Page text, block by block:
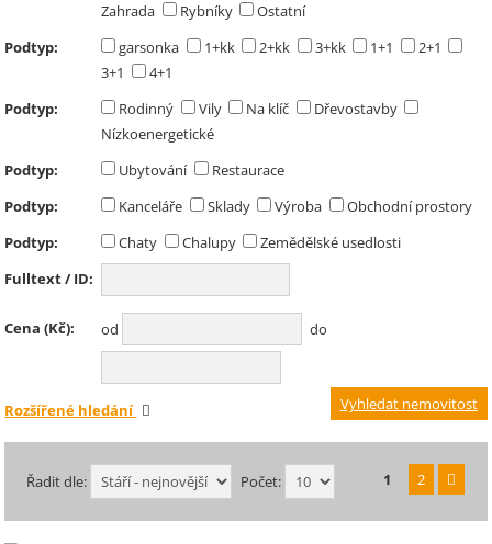
Zahrada
Rybníky
Ostatní
Podtyp:
garsonka 1+kk 2+kk 3+kk 1+1
2+1
3+1
4+1
Podtyp:
Rodinný Vily Na klíč
Dřevostavby
Nízkoenergetické
Podtyp:
Ubytování
Restaurace
Podtyp:
Kanceláře Sklady Výroba
Obchodní prostory
Podtyp:
Chaty Chalupy
Zemědělské usedlosti
Fulltext / ID:
Cena (Kč): od do
Rozšířené hledání
Řadit dle: Počet: 1 2